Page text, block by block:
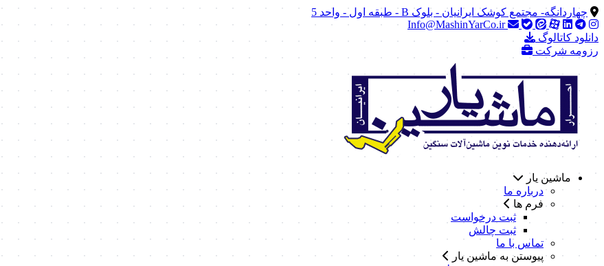
چهاردانگه- مجتمع کوشک ایرانیان - بلوک B - طبقه اول - واحد 5
Info@MashinYarCo.ir
دانلود کاتالوگ
رزومه شرکت
ماشین یار
درباره ما
فرم ها
ثبت درخواست
ثبت چالش
تماس با ما
پیوستن به ماشین یار